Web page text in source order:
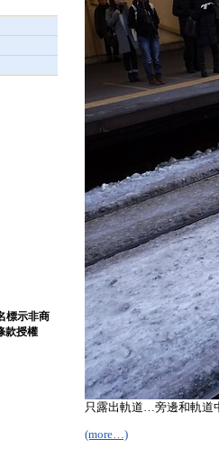
標示非商
款授權
只露出軌道…旁邊和軌道
(more…)